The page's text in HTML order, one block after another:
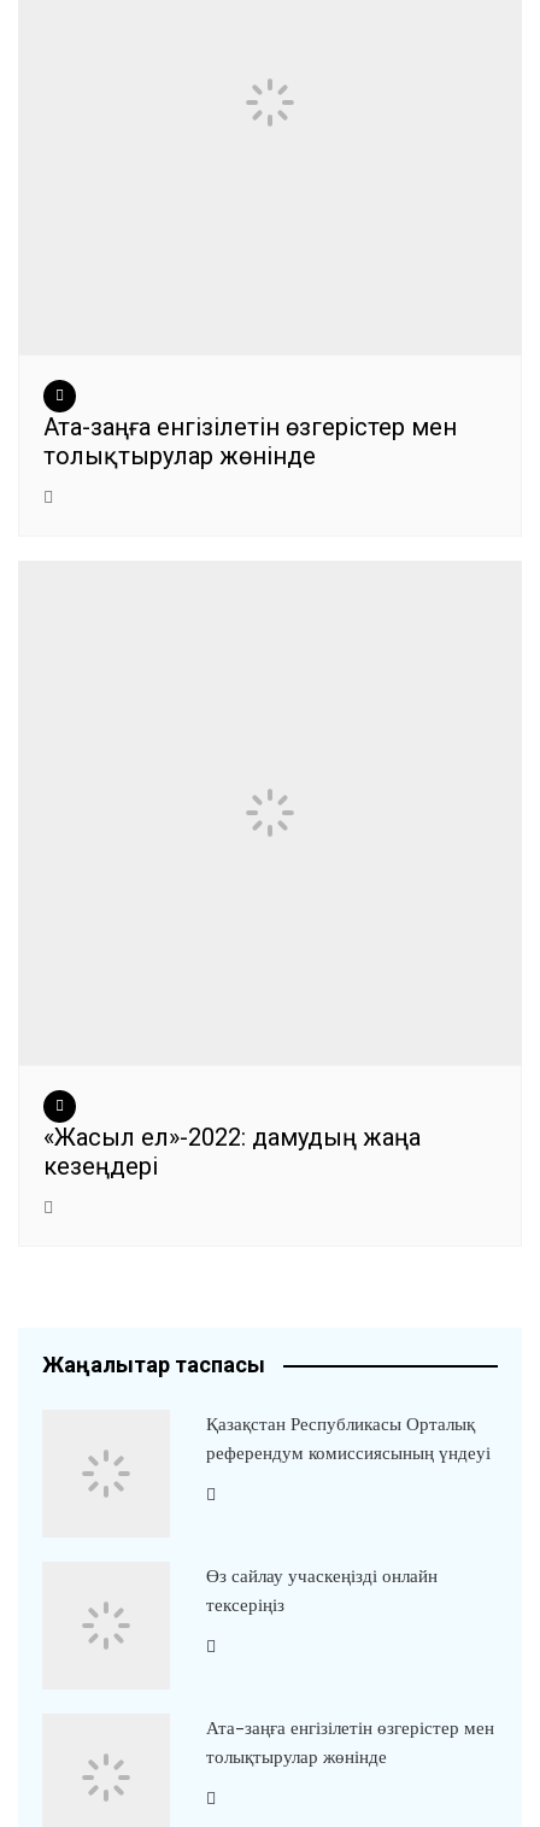
Ата-заңға енгізілетін өзгерістер мен
толықтырулар жөнінде
«Жасыл ел»-2022: дамудың жаңа
кезеңдері
Жаңалықтар таспасы
Қазақстан Республикасы Орталық
референдум комиссиясының үндеуі
Өз сайлау учаскеңізді онлайн
тексеріңіз
Ата-заңға енгізілетін өзгерістер мен
толықтырулар жөнінде